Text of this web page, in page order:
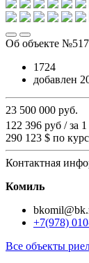
Об объекте
1724
добавлен
23 500 000 руб.
122 396 руб / за
290 123 $ по
Контактная
Комиль
+7(978)
Все объекты